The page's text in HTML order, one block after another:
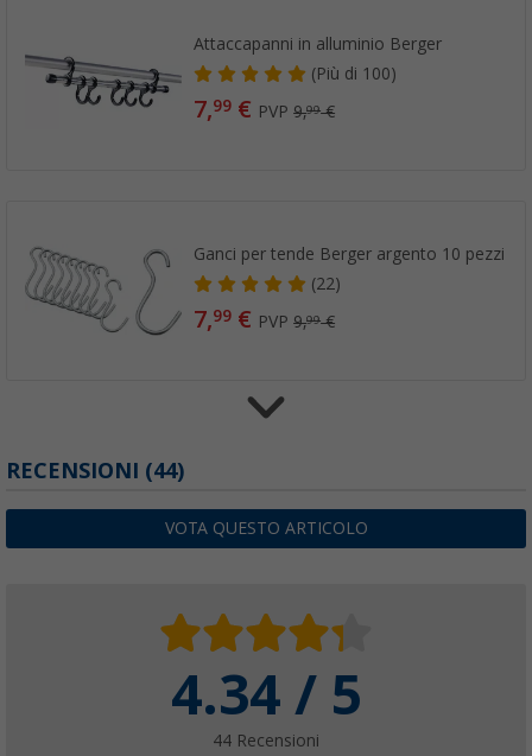
Attaccapanni in alluminio Berger
(Più di 100)
7,99 € PVP9,99€
Ganci per tende Berger argento 10 pezzi
(22)
7,99 € PVP9,99€
9, 99€PVP11, 99€
Set di 4 ganci / raccordi Berger
12,99€
RECENSIONI (44)
VOTA QUESTO ARTICOLO
4.34 / 5
44 Recensioni